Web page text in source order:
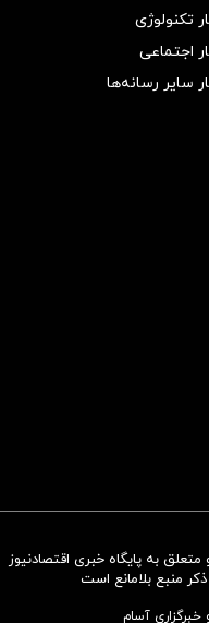
همسنگ با شاخص
تکنولوژی
اجتماعی
سایر رسانه‌‌ها
به پایگاه خبری اقتصادنیوز
منبع بلامانع است
آسام